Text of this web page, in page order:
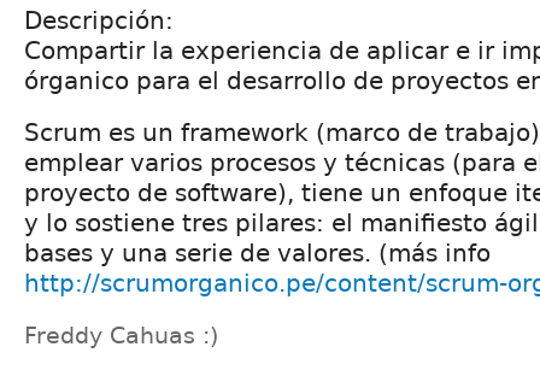
Descripción:
Compartir la experiencia de aplicar e ir
órganico para el desarrollo de proyectos
Scrum es un framework (marco de
emplear varios procesos y técnicas (para
proyecto de software), tiene un enfoque
y lo sostiene tres pilares: el manifiesto
bases y una serie de valores. (más info
http://scrumorganico.pe/content/scrum-
Freddy Cahuas :)